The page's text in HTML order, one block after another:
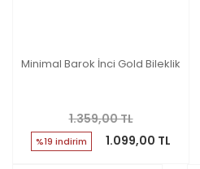
Minimal Barok İnci Gold Bileklik
1.359,00 TL
%19 indirim 1.099,00 TL